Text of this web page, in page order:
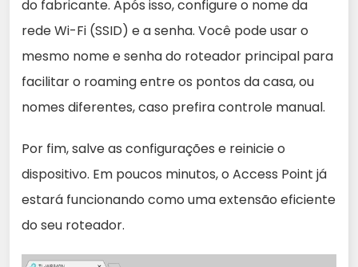
do fabricante. Após isso, configure o nome da
rede Wi-Fi (SSID) e a senha. Você pode usar o
mesmo nome e senha do roteador principal para
facilitar o roaming entre os pontos da casa, ou
nomes diferentes, caso prefira controle manual.
Por fim, salve as configurações e reinicie o
dispositivo. Em poucos minutos, o Access Point já
estará funcionando como uma extensão eficiente
do seu roteador.